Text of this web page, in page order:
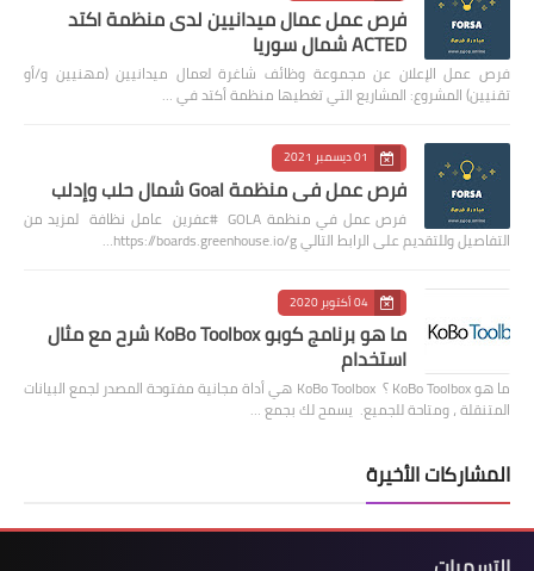
فرص عمل عمال ميدانيين لدى منظمة اكتد
ACTED شمال سوريا
فرص عمل الإعلان عن مجموعة وظائف شاغرة لعمال ميدانيين (مهنيين و/أو
تقنيين) المشروع: المشاريع التي تغطيها منظمة أكتد في …
01 ديسمبر 2021
فرص عمل في منظمة Goal شمال حلب وإدلب
فرص عمل في منظمة GOLA #عفرين عامل نظافة لمزيد من
التفاصيل وللتقديم على الرابط التالي https://boards.greenhouse.io/g…
04 أكتوبر 2020
ما هو برنامج كوبو KoBo Toolbox شرح مع مثال
استخدام
ما هو KoBo Toolbox ؟ KoBo Toolbox هي أداة مجانية مفتوحة المصدر لجمع البيانات
المتنقلة ، ومتاحة للجميع. يسمح لك بجمع …
المشاركات الأخيرة